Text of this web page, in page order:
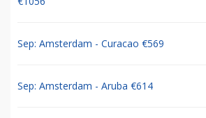
Sep: Amsterdam - Curacao €569
Sep: Amsterdam - Aruba €614